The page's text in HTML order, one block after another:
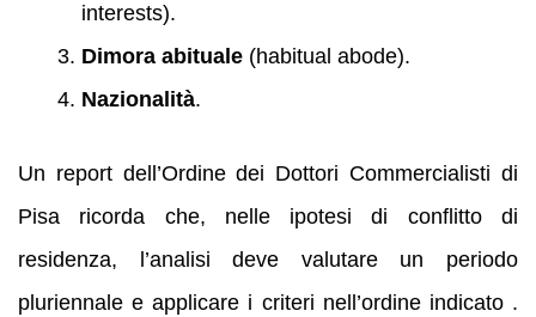
interests).
Dimora abituale(habitual abode).
Nazionalità.
Un report dell’Ordine dei Dottori Commercialisti di
Pisa ricorda che, nelle ipotesi di conflitto di
residenza, l’analisi deve valutare un periodo
pluriennale e applicare i criteri nell’ordine indicato .